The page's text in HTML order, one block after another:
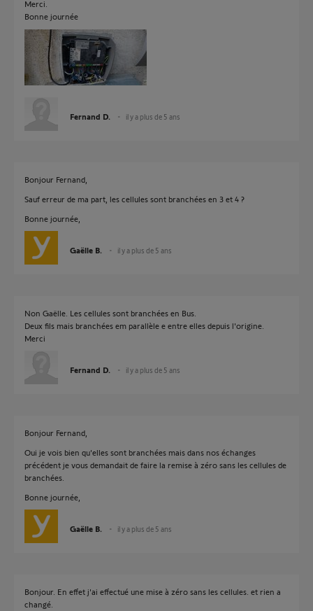
Merci.
Bonne journée
Fernand D. il y a plus de 5 ans
Bonjour Fernand,
Sauf erreur de ma part, les cellules sont branchées en 3 et 4 ?
Bonne journée,
Gaëlle B. il y a plus de 5 ans
Non Gaëlle. Les cellules sont branchées en Bus.
Deux fils mais branchées em parallèle e entre elles depuis l'origine.
Merci
Fernand D. il y a plus de 5 ans
Bonjour Fernand,
Oui je vois bien qu'elles sont branchées mais dans nos échanges
précédent je vous demandait de faire la remise à zéro sans les cellules de
branchées.
Bonne journée,
Gaëlle B. il y a plus de 5 ans
Bonjour. En effet j'ai effectué une mise à zéro sans les cellules. et rien a
changé.